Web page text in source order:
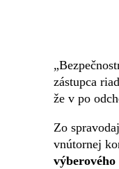
zástupca
že v po
Zo
vnútornej